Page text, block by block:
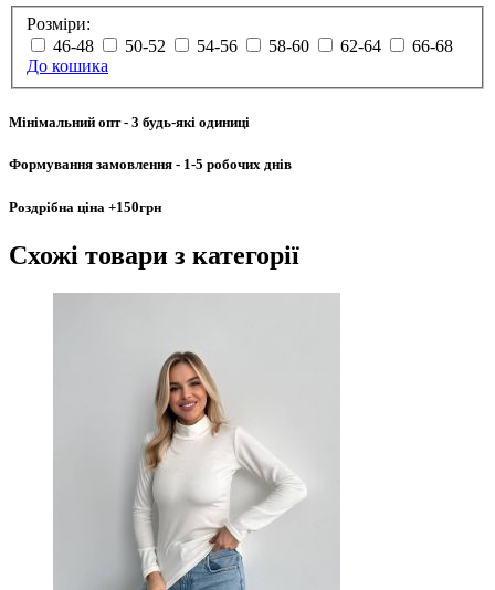
Розміри:
46-48
50-52 54-56 58-60 62-64
66-68
До кошика
Мінімальний опт- 3 будь-які одиниці
Формування замовлення - 1-5 робочих днів
Роздрібна ціна +150грн
Схожі товари з категорії